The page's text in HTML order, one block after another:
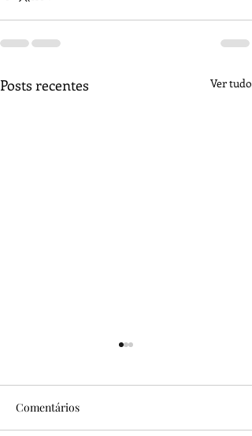
Posts recentes Ver tudo
Comentários